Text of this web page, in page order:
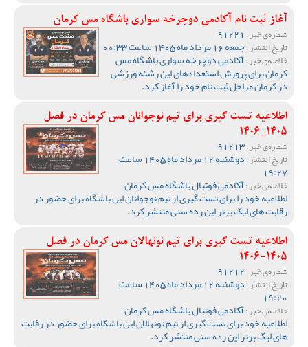
آغاز ثبت نام آکادمی دوچرخه سواری باشگاه مس کرمان
شماره‌ی خبر :
تاریخ انتشار :جمعه 16 مرداد ماه 1405 ساعت 00:33
خلاصه‌ی خبر :آکادمی دوچرخه سواری باشگاه مس
کرمان برای پرورش استعدادهای این رشته ورزشی
در کرمان مراحل ثبت نام خود را آغاز کرد‌.
اطلاعیه تست گیری برای تیم نوجوانان مس کرمان در فصل
1405_1406
شماره‌ی خبر :
تاریخ انتشار : دوشنبه 12 مرداد ماه 1405 ساعت
19:27
خلاصه‌ی خبر :آکادمی فوتبال باشگاه مس کرمان
اطلاعیه خود را برای تست گیری از تیم نوجوانان این باشگاه برای حضور در
رقابت های لیگ برتر این رده سنی منتشر کرد.
اطلاعیه تست گیری برای تیم نونهالان مس کرمان در فصل
1405-1406
شماره‌ی خبر :
تاریخ انتشار : دوشنبه 12 مرداد ماه 1405 ساعت
19:20
خلاصه‌ی خبر :آکادمی فوتبال باشگاه مس کرمان
اطلاعیه خود برای تست گیری از تیم نونهالان این باشگاه برای حضور در رقابت
های لیگ برتر این رده سنی منتشر کرد.